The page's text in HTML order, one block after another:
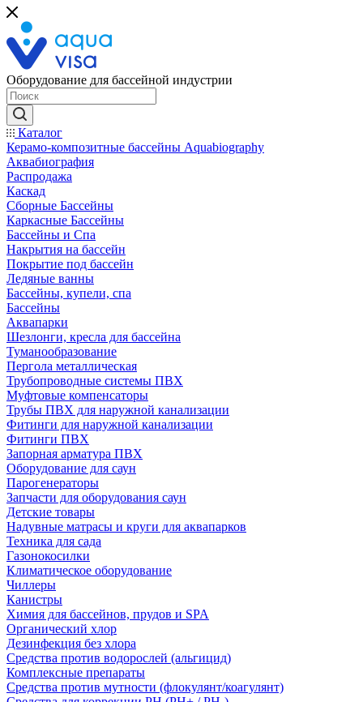
Оборудование для бассейной индустрии
Каталог
Керамо-композитные бассейны Aquabiography
Аквабиография
Распродажа
Каскад
Сборные Бассейны
Каркасные Бассейны
Бассейны и Спа
Накрытия на бассейн
Покрытие под бассейн
Ледяные ванны
Бассейны, купели, спа
Бассейны
Аквапарки
Шезлонги, кресла для бассейна
Туманообразование
Пергола металлическая
Трубопроводные системы ПВХ
Муфтовые компенсаторы
Трубы ПВХ для наружной канализации
Фитинги для наружной канализации
Фитинги ПВХ
Запорная арматура ПВХ
Оборудование для саун
Парогенераторы
Запчасти для оборудования саун
Детские товары
Надувные матрасы и круги для аквапарков
Техника для сада
Газонокосилки
Климатическое оборудование
Чиллеры
Канистры
Химия для бассейнов, прудов и SPA
Органический хлор
Дезинфекция без хлора
Средства против водорослей (альгицид)
Комплексные препараты
Средства против мутности (флокулянт/коагулянт)